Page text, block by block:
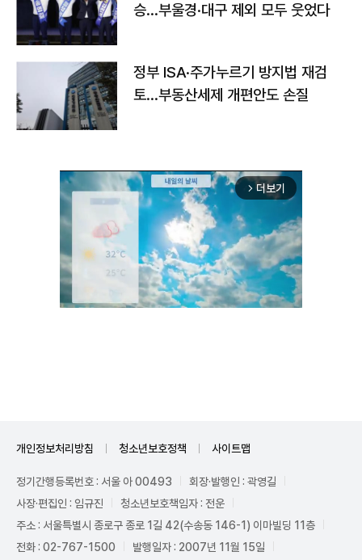
승…부울경·대구 제외 모두 웃었다
정부 ISA·주가누르기 방지법 재검
토…부동산세제 개편안도 손질
arrow_forward_ios 더보기
개인정보처리방침 청소년보호정책 사이트맵
정기간행등록번호 : 서울 아 00493
회장·발행인 : 곽영길
사장·편집인 : 임규진
청소년보호책임자 : 전운
주소 : 서울특별시 종로구 종로 1길 42(수송동 146-1) 이마빌딩 11층
전화 : 02-767-1500
발행일자 : 2007년 11월 15일